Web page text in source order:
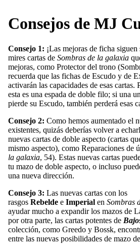
Consejos de MJ
Consejo 1: ¡Las mejoras de ficha
mires cartas de Sombras de la galaxia
mejoras, como Protector del trono
recuerda que las fichas de Escudo y de
activarán las capacidades de esas
esta es una espada de doble filo; si una
pierde su Escudo, también perderá esas
Consejo 2: Como hemos aumentado el
existentes, quizás deberías volver a
nuevas cartas de doble aspecto (cartas
mismo aspecto), como Reparaciones de
la galaxia, 54). Estas nuevas cartas
tu mazo de doble aspecto, o incluso
una nueva dirección.
Consejo 3: Las nuevas cartas con los
rasgos Rebelde e Imperial en Sombras
ayudar mucho a expandir los mazos de
por otra parte, las cartas potentes de
colección, como Greedo y Bossk,
entre las nuevas posibilidades de mazo de